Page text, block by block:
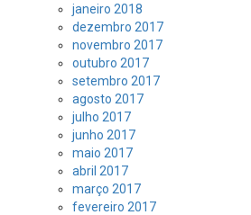
janeiro 2018
dezembro 2017
novembro 2017
outubro 2017
setembro 2017
agosto 2017
julho 2017
junho 2017
maio 2017
abril 2017
março 2017
fevereiro 2017